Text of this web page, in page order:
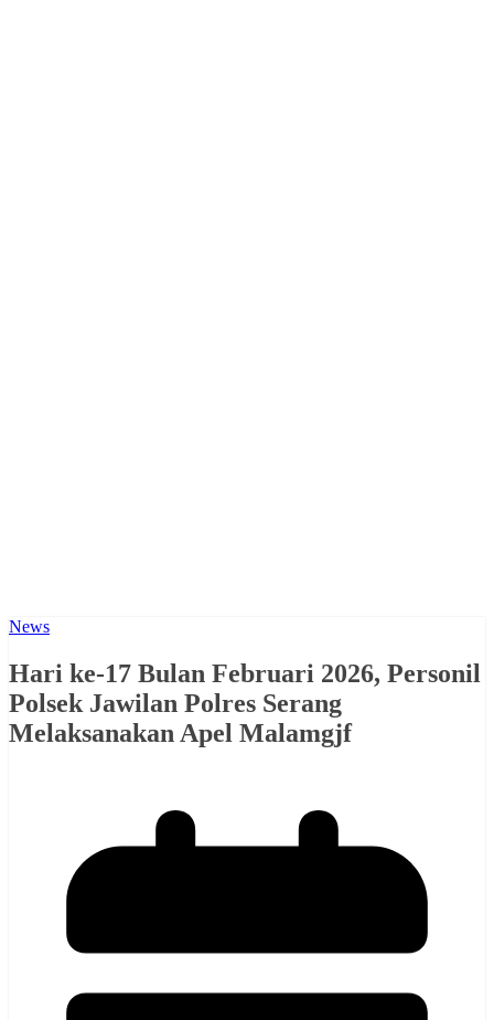
News
Hari ke-17 Bulan Februari 2026, Personil
Polsek Jawilan Polres Serang
Melaksanakan Apel Malamgjf